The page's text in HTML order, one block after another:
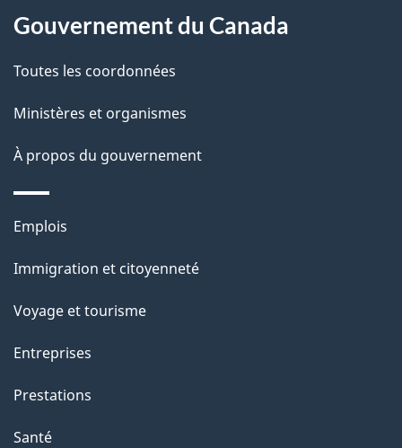
i
l
s
d
e
l
a
p
a
g
e
propos
de
ce
site
Gouvernement du Canada
Toutes les coordonnées
Ministères et organismes
À propos du gouvernement
Thèmes
sujets
Emplois
Immigration et citoyenneté
Voyage et tourisme
Entreprises
Prestations
Santé